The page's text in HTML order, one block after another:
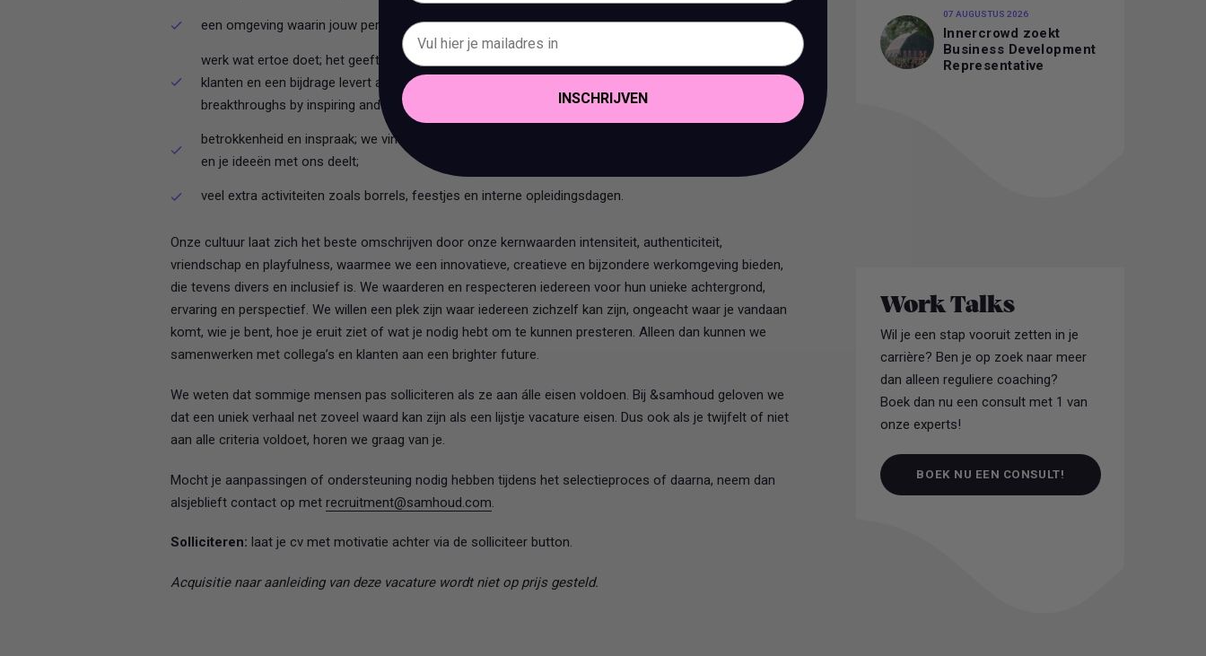
een omgeving waarin jouw persoonlijke ontwikkeling centraal staat;
werk wat ertoe doet; het geeft een gaaf gevoel als je samen met collega’s zorgt voor tevreden
klanten en een bijdrage levert aan ons hoger doel ‘Together we build a brighter future. We achieve
breakthroughs by inspiring and connecting people’;
betrokkenheid en inspraak; we vinden het fijn als je meedenkt met alle collega’s, hier pro-actief in bent
en je ideeën met ons deelt;
veel extra activiteiten zoals borrels, feestjes en interne opleidingsdagen.
Onze cultuur laat zich het beste omschrijven door onze kernwaarden intensiteit, authenticiteit,
vriendschap en playfulness, waarmee we een innovatieve, creatieve en bijzondere werkomgeving bieden,
die tevens divers en inclusief is. We waarderen en respecteren iedereen voor hun unieke achtergrond,
ervaring en perspectief. We willen een plek zijn waar iedereen zichzelf kan zijn, ongeacht waar je vandaan
komt, wie je bent, hoe je eruit ziet of wat je nodig hebt om te kunnen presteren. Alleen dan kunnen we
samenwerken met collega’s en klanten aan een brighter future.
We weten dat sommige mensen pas solliciteren als ze aan álle eisen voldoen. Bij &samhoud geloven we
dat een uniek verhaal net zoveel waard kan zijn als een lijstje vacature eisen. Dus ook als je twijfelt of niet
aan alle criteria voldoet, horen we graag van je.
Mocht je aanpassingen of ondersteuning nodig hebben tijdens het selectieproces of daarna, neem dan
alsjeblieft contact op metrecruitment@samhoud.com
Solliciteren: laat je cv met motivatie achter via de solliciteer button.
Acquisitie naar aanleiding van deze vacature wordt niet op prijs gesteld.
07 AUGUSTUS 2026
Innercrowd zoekt
Business Development
Representative
Work Talks
Wil je een stap vooruit zetten in je
carrière? Ben je op zoek naar meer
dan alleen reguliere coaching?
Boek dan nu een consult met 1 van
onze experts!
BOEK NU EEN CONSULT!
INSCHRIJVEN